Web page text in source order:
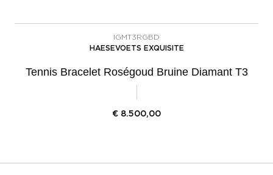
IGMT3RGBD
HAESEVOETS EXQUISITE
Tennis Bracelet Roségoud Bruine Diamant T3
€ 8.500,00